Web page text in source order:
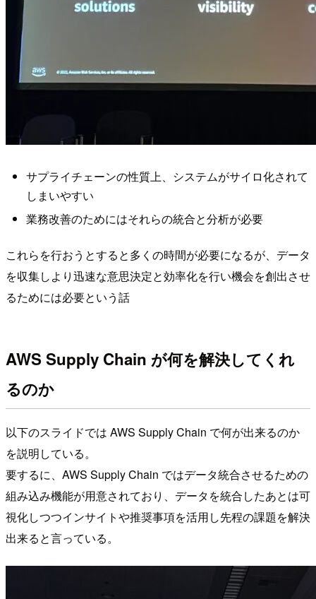
サプライチェーンの性質上、システムがサイロ化されて
しまいやすい
業務改善のためにはそれらの統合と分析が必要
これらを行おうとすると多くの時間が必要になるが、データ
を収集しより迅速な意思決定と効率化を行い機会を創出させ
るためには必要という話
AWS Supply Chain が何を解決してくれ
るのか
以下のスライドでは AWS Supply Chain で何が出来るのか
を説明している。
要するに、AWS Supply Chain ではデータ統合させるための
組み込み機能が用意されており、データを統合したあとは可
視化しつつインサイトや推奨事項を活用し先程の課題を解決
出来ると言っている。